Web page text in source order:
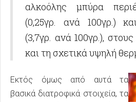
αλκοόλης μπύρα
(0,25γρ. ανά 100γρ.)
(3,7γρ. ανά 100γρ.),
και τη σχετικά υψηλή
Εκτός όμως από αυτά τα
βασικά διατροφικά στοιχεία, τα